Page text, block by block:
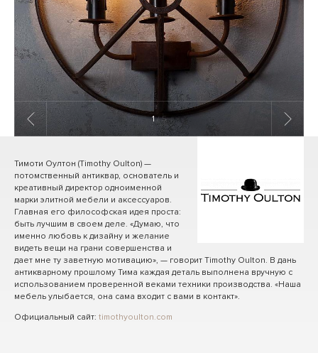
1/ 5
Тимоти Оултон (Timothy Oulton) —
потомственный антиквар, основатель и
креативный директор одноименной
марки элитной мебели и аксессуаров.
Главная его философская идея проста:
быть лучшим в своем деле. «Думаю, что
именно любовь к дизайну и желание
видеть вещи на грани совершенства и
дает мне ту заветную мотивацию», — говорит Timothy Oulton. В дань
антикварному прошлому Тима каждая деталь выполнена вручную с
использованием проверенной веками техники производства. «Наша
мебель улыбается, она сама входит с вами в контакт».
Официальный сайт: timothyoulton.com